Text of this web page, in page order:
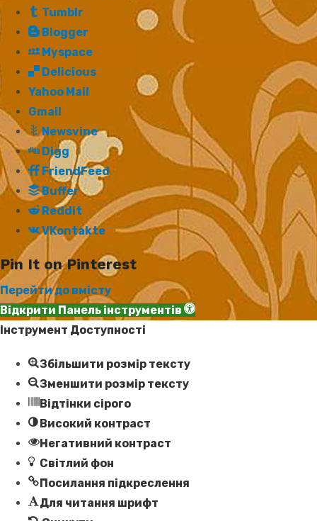
Tumblr
Blogger
Myspace
Delicious
Yahoo Mail
Gmail
Newsvine
Digg
FriendFeed
Buffer
Reddit
VKontakte
Pin It on Pinterest
Перейти до вмісту
Відкрити Панель інструментів
Інструмент Доступності
Збільшити розмір тексту
Зменшити розмір тексту
Відтінки сірого
Високий контраст
Негативний контраст
Світлий фон
Посилання підкреслення
Для читання шрифт